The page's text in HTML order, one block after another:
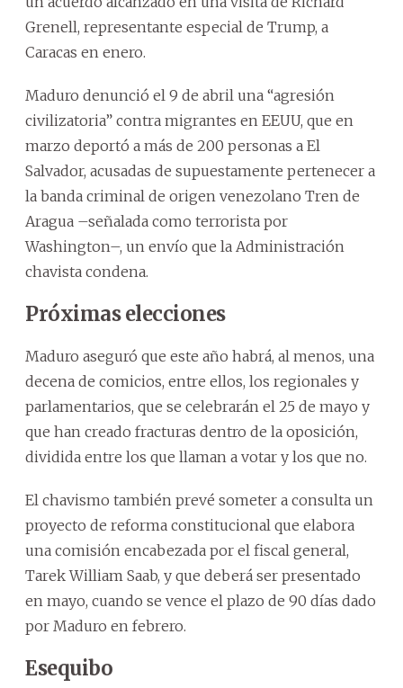
Grenell, representante especial de Trump, a
Caracas en enero.
Maduro denunció el 9 de abril una “agresión
civilizatoria” contra migrantes en EEUU, que en
marzo deportó a más de 200 personas a El
Salvador, acusadas de supuestamente pertenecer a
la banda criminal de origen venezolano Tren de
Aragua –señalada como terrorista por
Washington–, un envío que la Administración
chavista condena.
Próximas elecciones
Maduro aseguró que este año habrá, al menos, una
decena de comicios, entre ellos, los regionales y
parlamentarios, que se celebrarán el 25 de mayo y
que han creado fracturas dentro de la oposición,
dividida entre los que llaman a votar y los que no.
El chavismo también prevé someter a consulta un
proyecto de reforma constitucional que elabora
una comisión encabezada por el fiscal general,
Tarek William Saab, y que deberá ser presentado
en mayo, cuando se vence el plazo de 90 días dado
por Maduro en febrero.
Esequibo